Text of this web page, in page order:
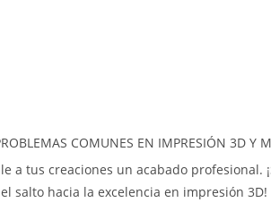
COMUNES EN IMPRESIÓN 3D Y
a tus creaciones un acabado profesional.
salto hacia la excelencia en impresión 3D!